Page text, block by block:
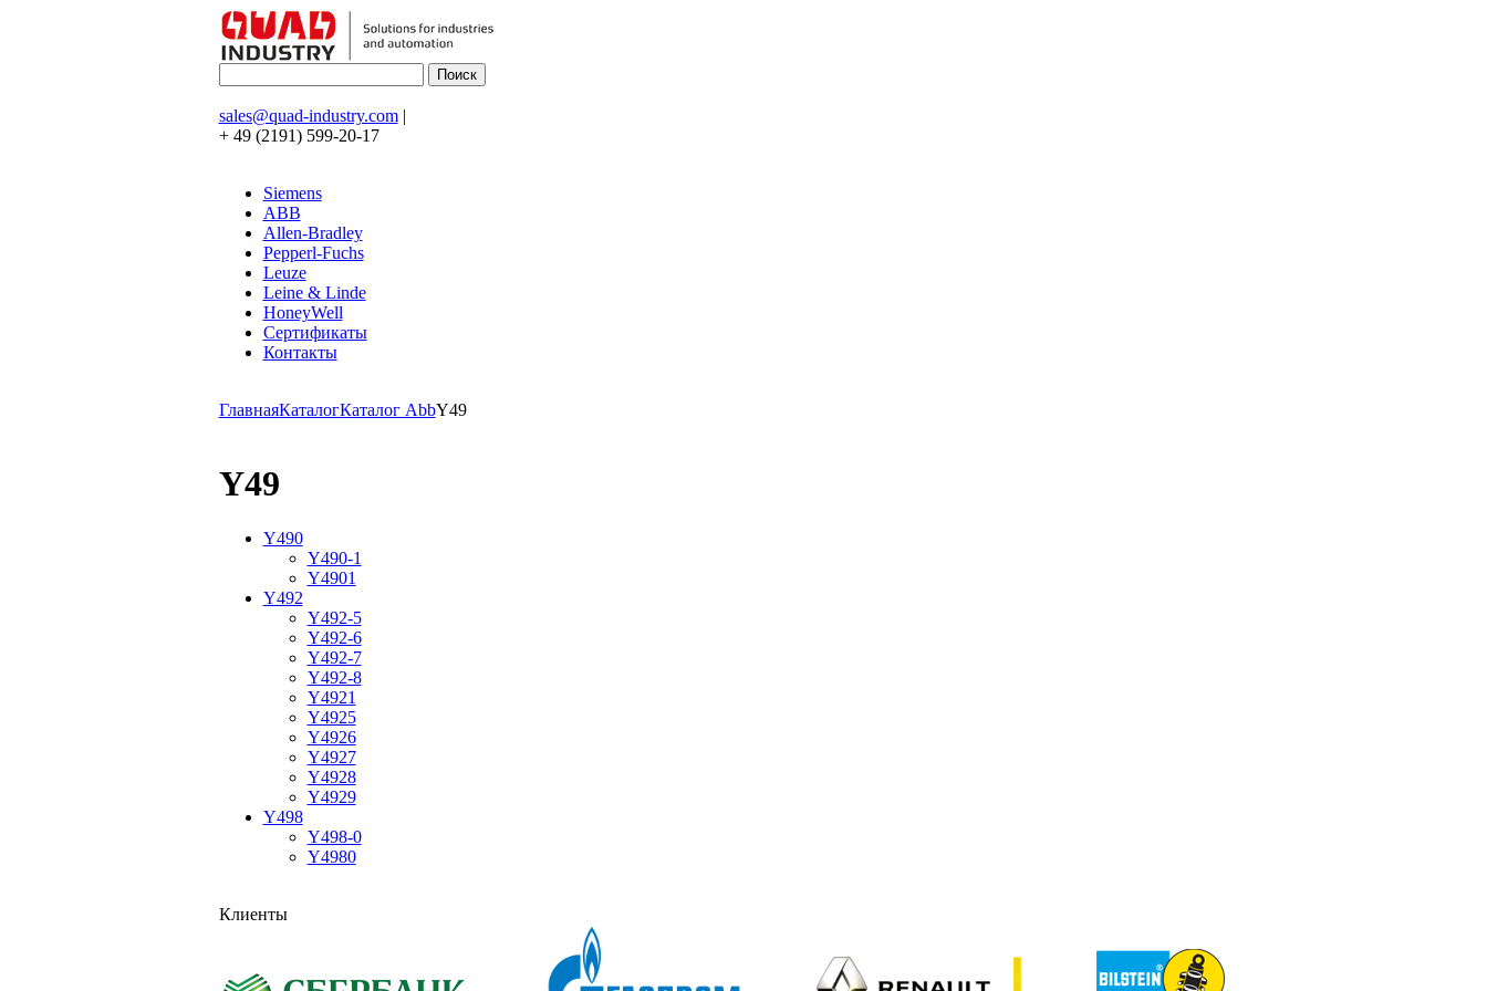
sales@quad-industry.com|
+ 49 (2191) 599-20-17
Siemens
ABB
Allen-Bradley
Pepperl-Fuchs
Leuze
Leine & Linde
HoneyWell
Сертификаты
Контакты
ГлавнаяКаталогКаталог AbbY49
Y49
Y490
Y490-1
Y4901
Y492
Y492-5
Y492-6
Y492-7
Y492-8
Y4921
Y4925
Y4926
Y4927
Y4928
Y4929
Y498
Y498-0
Y4980
Клиенты